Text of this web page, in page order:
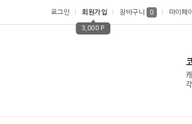
로그인 회원가입
3,000 P
장바구니 0 마이페